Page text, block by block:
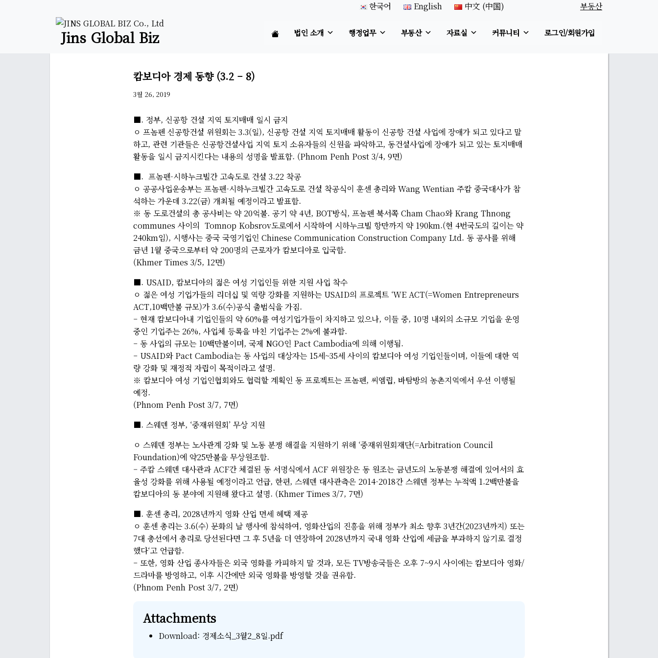
한국어 English 中文 (中国) 부동산
Jins Global Biz 법인 소개 행정업무 부동산 자료실 커뮤니티 로그인/회원가입
캄보디아 경제 동향 (3.2 – 8)
3월 26, 2019
■. 정부, 신공항 건설 지역 토지매매 일시 금지
ㅇ 프놈펜 신공항건설 위원회는 3.3(일), 신공항 건설 지역 토지매매 활동이 신공항 건설 사업에 장애가 되고 있다고 말
하고, 관련 기관들은 신공항건설사업 지역 토지 소유자들의 신원을 파악하고, 동건설사업에 장애가 되고 있는 토지매매
활동을 일시 금지시킨다는 내용의 성명을 발표함. (Phnom Penh Post 3/4, 9면)
■. 프놈펜-시하누크빌간 고속도로 건설 3.22 착공
ㅇ 공공사업운송부는 프놈펜-시하누크빌간 고속도로 건설 착공식이 훈센 총리와 Wang Wentian 주캄 중국대사가 참
석하는 가운데 3.22(금) 개최될 예정이라고 발표함.
※ 동 도로건설의 총 공사비는 약 20억불. 공기 약 4년, BOT방식, 프놈펜 북서쪽 Cham Chao와 Krang Thnong
communes 사이의 Tomnop Kobsrov도로에서 시작하여 시하누크빌 항만까지 약 190km.(현 4번국도의 길이는 약
240km임), 시행사는 중국 국영기업인 Chinese Communication Construction Company Ltd. 동 공사를 위해
금년 1월 중국으로부터 약 200명의 근로자가 캄보디아로 입국함.
(Khmer Times 3/5, 12면)
■. USAID, 캄보디아의 젊은 여성 기업인들 위한 지원 사업 착수
ㅇ 젊은 여성 기업가들의 리더십 및 역량 강화를 지원하는 USAID의 프로젝트 ‘WE ACT(=Women Entrepreneurs
ACT,10백만불 규모)가 3.6(수)공식 출범식을 가짐.
– 현재 캄보디아내 기업인들의 약 60%를 여성기업가들이 차지하고 있으나, 이들 중, 10명 내외의 소규모 기업을 운영
중인 기업주는 26%, 사업체 등록을 마친 기업주는 2%에 불과함.
– 동 사업의 규모는 10백만불이며, 국제 NGO인 Pact Cambodia에 의해 이행됨.
– USAID와 Pact Cambodia는 동 사업의 대상자는 15세~35세 사이의 캄보디아 여성 기업인들이며, 이들에 대한 역
량 강화 및 재정적 자립이 목적이라고 설명.
※ 캄보디아 여성 기업인협회와도 협력할 계획인 동 프로젝트는 프놈펜, 씨엠립, 바탐방의 농촌지역에서 우선 이행될
예정.
(Phnom Penh Post 3/7, 7면)
■. 스웨덴 정부, ‘중재위원회’ 무상 지원
ㅇ 스웨덴 정부는 노사관계 강화 및 노동 분쟁 해결을 지원하기 위해 ‘중재위원회재단(=Arbitration Council
Foundation)에 약25만불을 무상원조함.
– 주캄 스웨덴 대사관과 ACF간 체결된 동 서명식에서 ACF 위원장은 동 원조는 금년도의 노동분쟁 해결에 있어서의 효
율성 강화를 위해 사용될 예정이라고 언급, 한편, 스웨덴 대사관측은 2014-2018간 스웨덴 정부는 누적액 1.2백만불을
캄보디아의 동 분야에 지원해 왔다고 설명. (Khmer Times 3/7, 7면)
■. 훈센 총리, 2028년까지 영화 산업 면세 혜택 제공
ㅇ 훈센 총리는 3.6(수) 문화의 날 행사에 참석하여, 영화산업의 진흥을 위해 정부가 최소 향후 3년간(2023년까지) 또는
7대 총선에서 총리로 당선된다면 그 후 5년을 더 연장하여 2028년까지 국내 영화 산업에 세금을 부과하지 않기로 결정
했다‘고 언급함.
– 또한, 영화 산업 종사자들은 외국 영화를 카피하지 말 것과, 모든 TV방송국들은 오후 7~9시 사이에는 캄보디아 영화/
드라마를 방영하고, 이후 시간에만 외국 영화를 방영할 것을 권유함.
(Phnom Penh Post 3/7, 2면)
Attachments
Download: 경제소식_3월2_8일.pdf